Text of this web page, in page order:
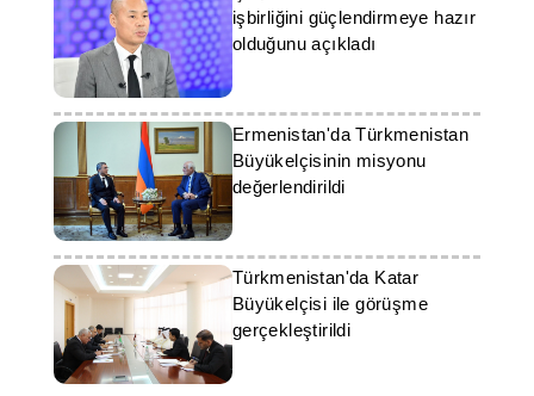
işbirliğini güçlendirmeye hazır
olduğunu açıkladı
Ermenistan'da Türkmenistan
Büyükelçisinin misyonu
değerlendirildi
Türkmenistan'da Katar
Büyükelçisi ile görüşme
gerçekleştirildi